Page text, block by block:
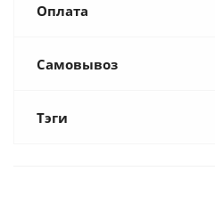
Оплата
Самовывоз
Тэги